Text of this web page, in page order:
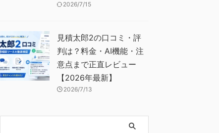
2026/7/15
見積太郎2の口コミ・評
判は？料金・AI機能・注
意点まで正直レビュー
【2026年最新】
2026/7/13